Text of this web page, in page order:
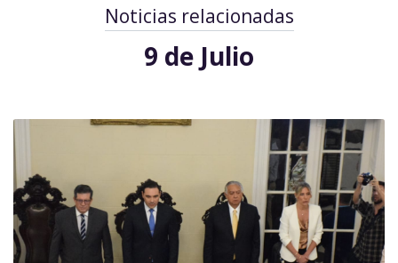
Noticias relacionadas
9 de Julio